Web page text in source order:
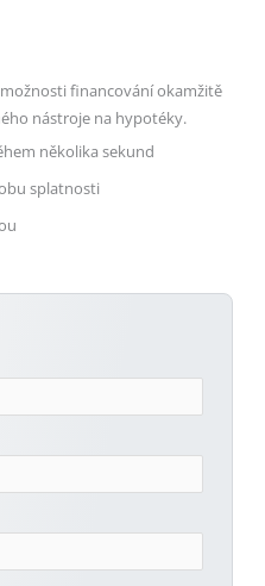
financování okamžitě
nástroje na hypotéky.
několika sekund
splatnosti